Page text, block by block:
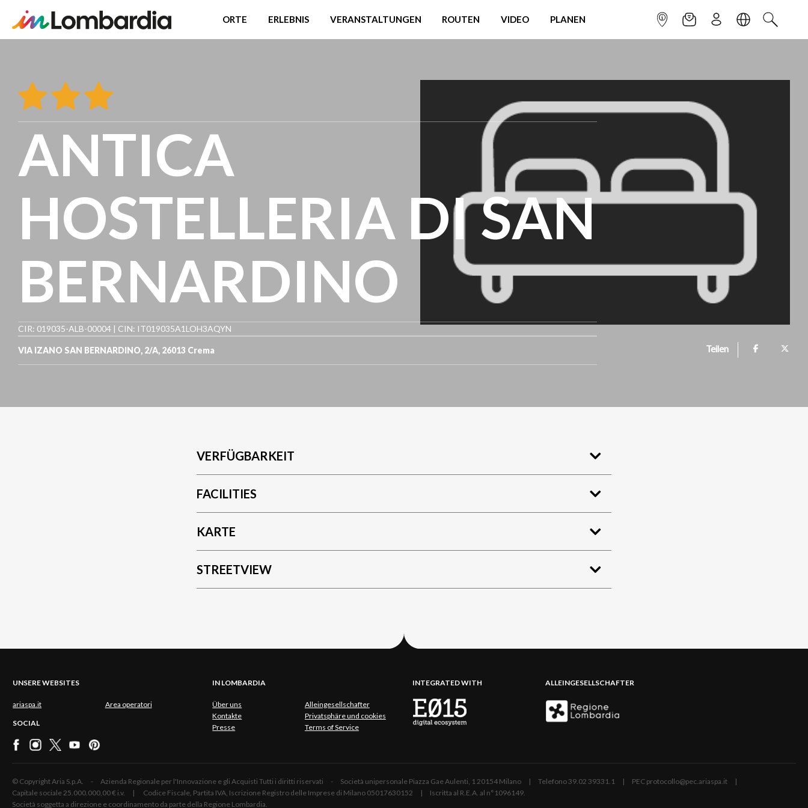
ORTE ERLEBNIS VERANSTALTUNGEN ROUTEN VIDEO PLANEN INFOPUNKTNEWSLETTER
ANMELDENSPRACHESUCHEN
ANTICA
HOSTELLERIA DI SAN
BERNARDINO
CIR: 019035-ALB-00004 | CIN: IT019035A1LOH3AQYN
VIA IZANO SAN BERNARDINO, 2/A, 26013 Crema Teilen
VERFÜGBARKEIT
FACILITIES
KARTE
STREETVIEW
UNSERE WEBSITES
ariaspa.it Area operatori
SOCIAL
IN LOMBARDIA
Über uns
Alleingesellschafter
Kontakte
Privatsphäre und cookies
Presse
Terms of Service
INTEGRATED WITH ALLEINGESELLSCHAFTER
© Copyright Aria S.p.A. - Azienda Regionale per l'Innovazione e gli Acquisti Tutti i diritti riservati - Società unipersonale Piazza Gae Aulenti, 1 20154 Milano | Telefono 39.02 39331.1 | PEC protocollo@pec.ariaspa.it |
Capitale sociale 25.000.000,00 € i.v. | Codice Fiscale, Partita IVA, Iscrizione Registro delle Imprese di Milano 05017630152 | Iscritta al R.E.A. al n°1096149.
Società soggetta a direzione e coordinamento da parte della Regione Lombardia.